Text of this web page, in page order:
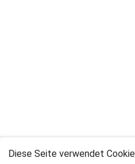
Diese Seite verwendet